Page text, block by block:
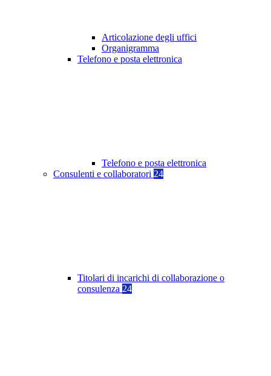
Articolazione degli uffici
Organigramma
Telefono e posta elettronica
Telefono e posta elettronica
Consulenti e collaboratori 24
Titolari di incarichi di collaborazione o
consulenza 24